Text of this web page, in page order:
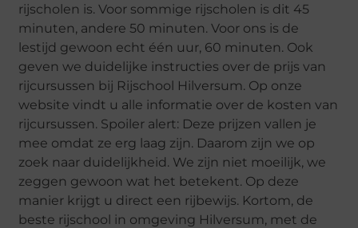
rijscholen is. Voor sommige rijscholen is dit 45
minuten, andere 50 minuten. Voor ons is de
lestijd gewoon echt één uur, 60 minuten. Ook
geven we duidelijke instructies over de prijs van
rijcursussen bij Rijschool Hilversum. Op onze
website vindt u alle informatie over de kosten van
rijcursussen. Spoiler alert: Deze prijzen vallen je
mee omdat ze erg laag zijn. Daarom zijn we op
zoek naar duidelijkheid. We zijn niet moeilijk, we
zeggen gewoon wat het betekent. Op deze
manier krijgt u direct een rijbewijs. Kortom, de
beste rijschool in omgeving Hilversum, met de